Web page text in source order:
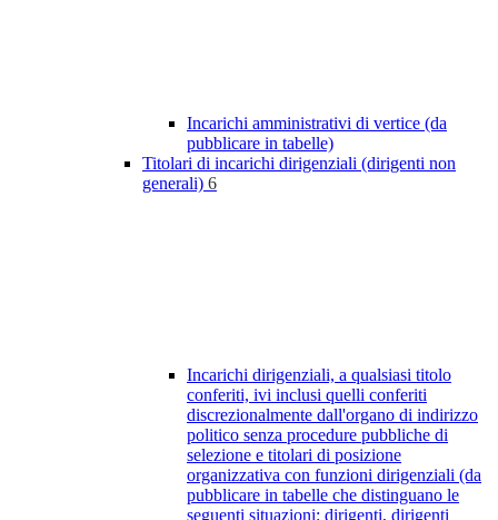
Incarichi amministrativi di vertice (da
pubblicare in tabelle)
Titolari di incarichi dirigenziali (dirigenti non
generali) 6
Incarichi dirigenziali, a qualsiasi titolo
conferiti, ivi inclusi quelli conferiti
discrezionalmente dall'organo di indirizzo
politico senza procedure pubbliche di
selezione e titolari di posizione
organizzativa con funzioni dirigenziali (da
pubblicare in tabelle che distinguano le
seguenti situazioni: dirigenti, dirigenti